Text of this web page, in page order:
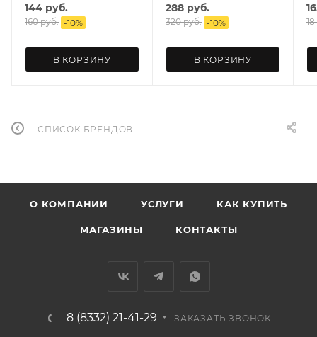
144 руб.
160руб. -10%
В КОРЗИНУ
288 руб.
320руб. -10%
В КОРЗИНУ
18
СПИСОК БРЕНДОВ
О КОМПАНИИ УСЛУГИ КАК КУПИТЬ
МАГАЗИНЫ КОНТАКТЫ
8 (8332) 21-41-29 ЗАКАЗАТЬ ЗВОНОК